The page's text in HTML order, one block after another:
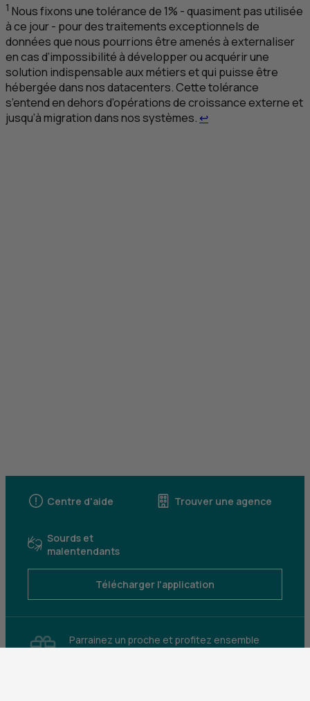
1 Nous fixons une tolérance de 1% - quasiment pas utilisée
à ce jour - pour des traitements exceptionnels de
données que nous pourrions être amenés à externaliser
en cas d’impossibilité à développer ou acquérir une
solution indispensable aux métiers et qui puisse être
hébergée dans nos datacenters. Cette tolérance
s’entend en dehors d’opérations de croissance externe et
jusqu’à migration dans nos systèmes. ↩Retour au renvoi 1
Centre d'aide Trouver une agence
Sourds et
malentendants
Télécharger l'application
Parrainez un proche et profitez ensemble